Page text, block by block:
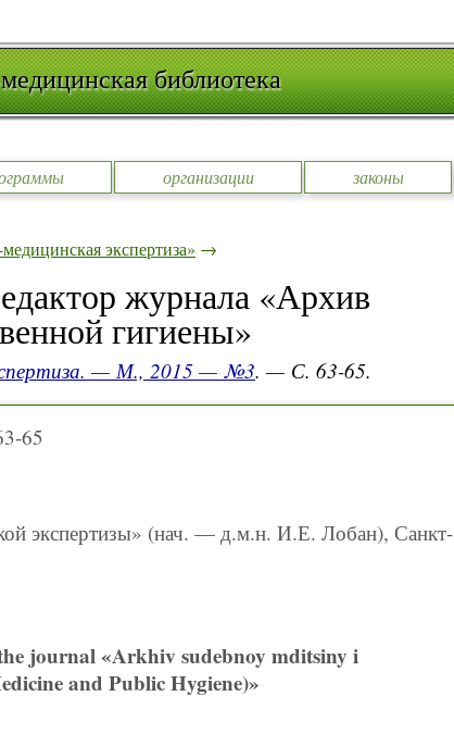
библиотека
организации законы
экспертиза» →
журнала «Архив
гигиены»
— М., 2015 — №3. — С. 63-65.
65
экспертизы» (нач. — д.м.н. И.Е. Лобан), Санкт-
journal «Arkhiv sudebnoy mditsiny i
and Public Hygiene)»